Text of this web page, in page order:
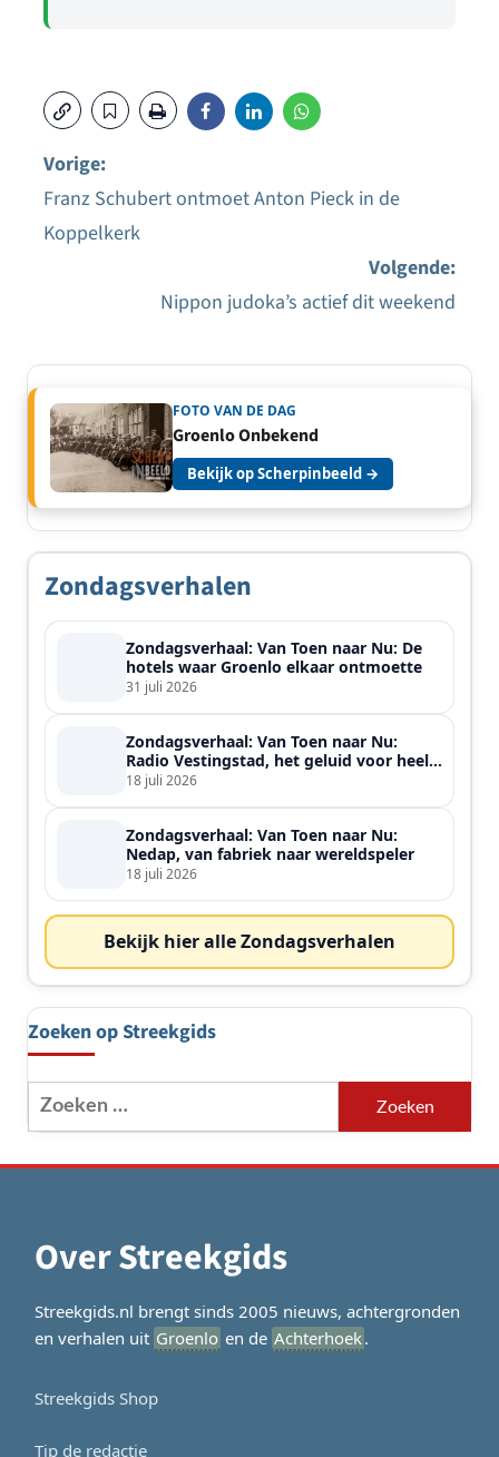
Bericht
Vorige:
Franz Schubert ontmoet Anton Pieck in de
Koppelkerk
Volgende:
Nippon judoka’s actief dit weekend
FOTO VAN DE DAG
Groenlo Onbekend
Bekijk op Scherpinbeeld →
Zondagsverhalen
Zondagsverhaal: Van Toen naar Nu: De
hotels waar Groenlo elkaar ontmoette
31 juli 2026
Zondagsverhaal: Van Toen naar Nu:
Radio Vestingstad, het geluid voor heel
de streek
18 juli 2026
Zondagsverhaal: Van Toen naar Nu:
Nedap, van fabriek naar wereldspeler
18 juli 2026
Bekijk hier alle Zondagsverhalen
Zoeken op Streekgids
Zoeken
naar:
Over Streekgids
Streekgids.nl brengt sinds 2005 nieuws, achtergronden
en verhalen uit Groenlo en de Achterhoek.
Streekgids Shop
Tip de redactie